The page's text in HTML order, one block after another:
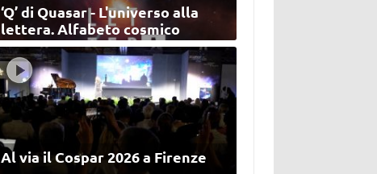
‘Q’ di Quasar - L'universo alla
lettera. Alfabeto cosmico
Al via il Cospar 2026 a Firenze